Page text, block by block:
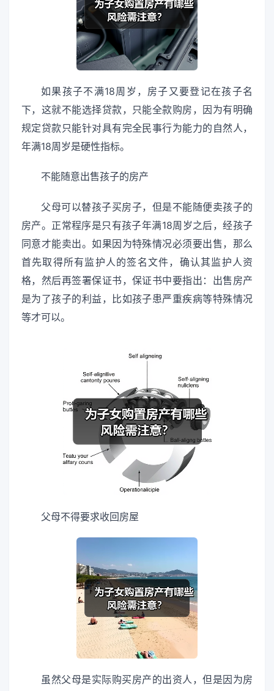
如果孩子不满18周岁，房子又要登记在孩子名
下，这就不能选择贷款，只能全款购房，因为有明确
规定贷款只能针对具有完全民事行为能力的自然人，
年满18周岁是硬性指标。
不能随意出售孩子的房产
父母可以替孩子买房子，但是不能随便卖孩子的
房产。正常程序是只有孩子年满18周岁之后，经孩子
同意才能卖出。如果因为特殊情况必须要出售，那么
首先取得所有监护人的签名文件，确认其监护人资
格，然后再签署保证书，保证书中要指出：出售房产
是为了孩子的利益，比如孩子患严重疾病等特殊情况
等才可以。
父母不得要求收回房屋
虽然父母是实际购买房产的出资人，但是因为房